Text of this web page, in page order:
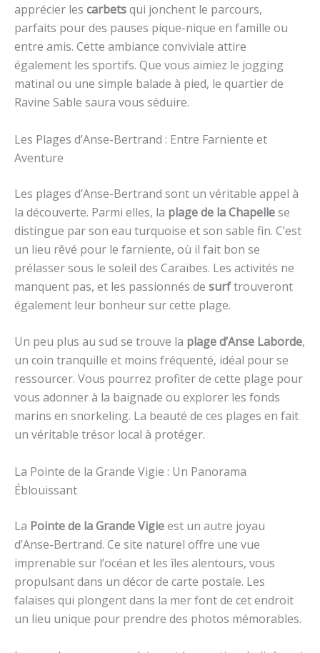
apprécier les carbetsqui jonchent le parcours,
parfaits pour des pauses pique-nique en famille ou
entre amis. Cette ambiance conviviale attire
également les sportifs. Que vous aimiez le jogging
matinal ou une simple balade à pied, le quartier de
Ravine Sable saura vous séduire.
Les Plages d’Anse-Bertrand : Entre Farniente et
Aventure
Les plages d’Anse-Bertrand sont un véritable appel à
la découverte. Parmi elles, la plage de la Chapellese
distingue par son eau turquoise et son sable fin. C’est
un lieu rêvé pour le farniente, où il fait bon se
prélasser sous le soleil des Caraïbes. Les activités ne
manquent pas, et les passionnés de surftrouveront
également leur bonheur sur cette plage.
Un peu plus au sud se trouve la plage d’Anse Laborde,
un coin tranquille et moins fréquenté, idéal pour se
ressourcer. Vous pourrez profiter de cette plage pour
vous adonner à la baignade ou explorer les fonds
marins en snorkeling. La beauté de ces plages en fait
un véritable trésor local à protéger.
La Pointe de la Grande Vigie : Un Panorama
Éblouissant
La Pointe de la Grande Vigieest un autre joyau
d’Anse-Bertrand. Ce site naturel offre une vue
imprenable sur l’océan et les îles alentours, vous
propulsant dans un décor de carte postale. Les
falaises qui plongent dans la mer font de cet endroit
un lieu unique pour prendre des photos mémorables.